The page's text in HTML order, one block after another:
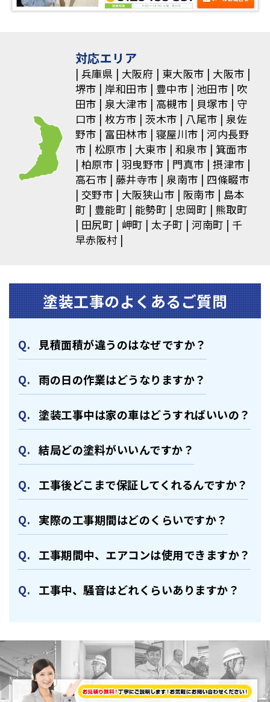
対応エリア
兵庫県 大阪府 東大阪市
大阪市
堺市
岸和田市 豊中市 池田市
吹
田市
泉大津市 高槻市 貝塚市
守
口市
枚方市 茨木市 八尾市
泉佐
野市
富田林市 寝屋川市
河内長野
市
松原市 大東市 和泉市 箕面市
柏原市 羽曳野市 門真市
摂津市
高石市
藤井寺市 泉南市
四條畷市
交野市
大阪狭山市 阪南市
島本
町
豊能町 能勢町 忠岡町 熊取町
田尻町
岬町 太子町 河南町
千
早赤阪村
塗装⼯事のよくあるご質問
⾒積⾯積が違うのはなぜですか？
⾬の日の作業はどうなりますか？
塗装⼯事中は家の⾞はどうすればいいの？
結局どの塗料がいいんですか？
⼯事後どこまで保証してくれるんですか？
実際の⼯事期間はどのくらいですか？
⼯事期間中、エアコンは使⽤できますか？
⼯事中、騒⾳はどれくらいありますか？